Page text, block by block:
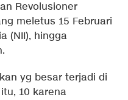
Revolusioner
meletus 15 Februari
(NII), hingga
yg besar terjadi di
10 karena